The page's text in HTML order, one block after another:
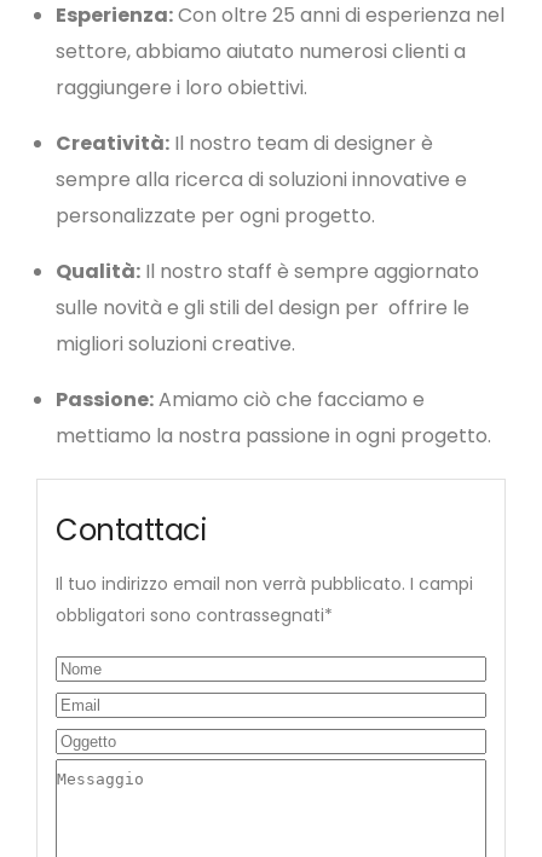
Esperienza:Con oltre 25 anni di esperienza nel
settore, abbiamo aiutato numerosi clienti a
raggiungere i loro obiettivi.
Creatività: Il nostro team di designer è
sempre alla ricerca di soluzioni innovative e
personalizzate per ogni progetto.
Qualità: Il nostro staff è sempre aggiornato
sulle novità e gli stili del design per offrire le
migliori soluzioni creative.
Passione:Amiamo ciò che facciamo e
mettiamo la nostra passione in ogni progetto.
Contattaci
Il tuo indirizzo email non verrà pubblicato. I campi
obbligatori sono contrassegnati*